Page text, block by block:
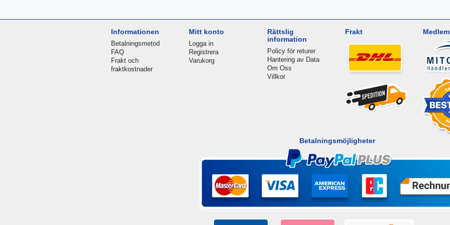
Informationen
Betalningsmetod
FAQ
Frakt och
fraktkostnader
Mitt konto
Logga in
Registrera
Varukorg
Rättslig
information
Policy för returer
Hantering av Data
Om Oss
Villkor
Frakt
Betalningsmöjligheter